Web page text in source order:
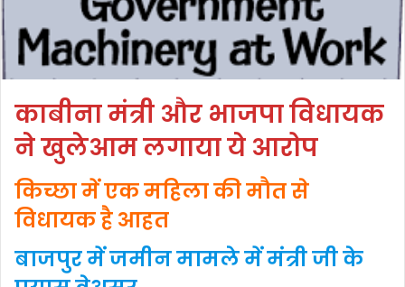
काबीना मंत्री और भाजपा विधायक
ने खुलेआम लगाया ये आरोप
किच्छा में एक महिला की मौत से
विधायक है आहत
बाजपुर में जमीन मामले में मंत्री जी के